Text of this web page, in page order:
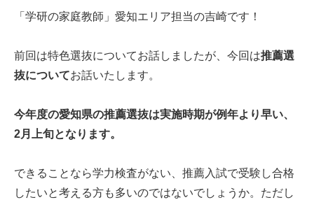
「学研の家庭教師」愛知エリア担当の吉崎です！
前回は特色選抜についてお話しましたが、今回は推薦選
抜についてお話いたします。
今年度の愛知県の推薦選抜は実施時期が例年より早い、
2月上旬となります。
できることなら学力検査がない、推薦入試で受験し合格
したいと考える方も多いのではないでしょうか。ただし